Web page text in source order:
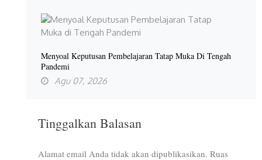
Menyoal Keputusan Pembelajaran Tatap Muka Di Tengah
Pandemi
Agu 07, 2026
Tinggalkan Balasan
Alamat email Anda tidak akan dipublikasikan. Ruas